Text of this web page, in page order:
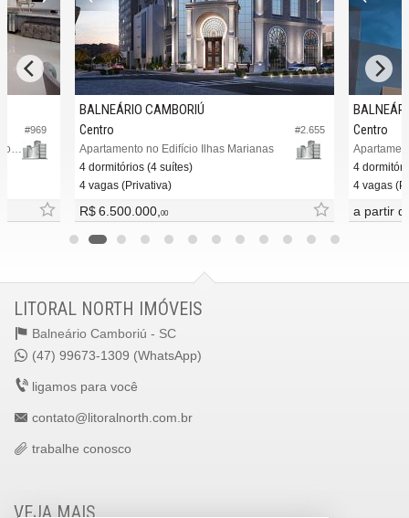
#969
Apartamento no Edifício Marina Beach Towers Torre Atlantic
#2.655
BALNEÁRIO CAMBORIÚ
Centro
Apartamento no Edifício Ilhas Marianas
4 dormitórios (4 suítes)
4 vagas (Privativa)
R$ 6.500.000, 00
Centro
4
4 vagas
a partir
LITORAL NORTH IMÓVEIS
Balneário Camboriú - SC
(47) 99673-1309 (WhatsApp)
ligamos para você
contato@litoralnorth.com.br
trabalhe conosco
VEJA MAIS